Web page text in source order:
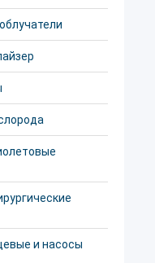
и насосы